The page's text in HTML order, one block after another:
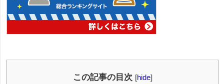
この記事の目次 [hide]